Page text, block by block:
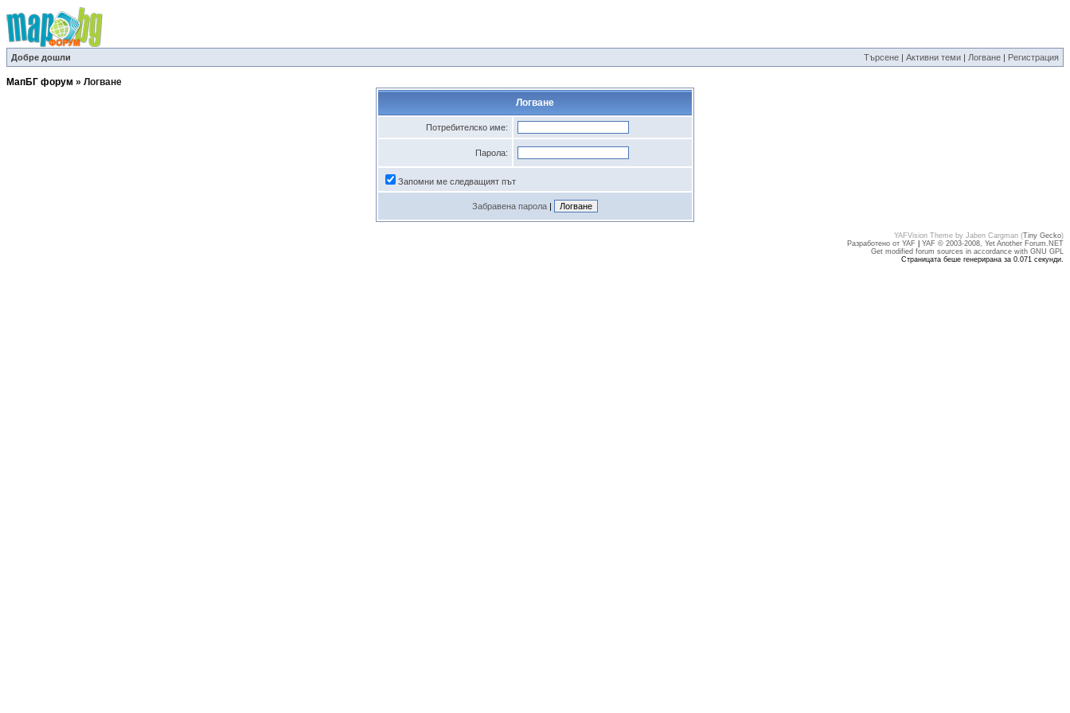
Добре дошли Търсене | Активни теми | Логване | Регистрация
МапБГ форум » Логване
Логване
Потребителско име:
Парола:
Запомни ме следващият път
Забравена парола |
YAFVision Theme by Jaben Cargman (Tiny Gecko)
Разработено от YAF
YAF © 2003-2008, Yet Another Forum.NET
Get modified forum sources in accordance with GNU GPL
Страницата беше генерирана за 0.071 секунди.